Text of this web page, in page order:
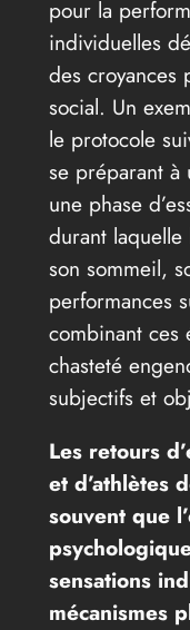
pour la
individuelles
des croyances
social. Un
le protocole
se préparant à
une phase
durant laquelle
son sommeil,
performances
combinant ces
chasteté
subjectifs et
Les retours
et d’athlètes
souvent que
sensations
mécanismes